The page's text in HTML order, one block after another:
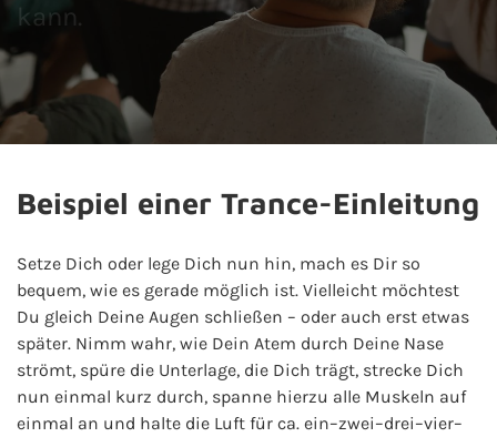
kann.
Beispiel einer Trance-Einleitung
Setze Dich oder lege Dich nun hin, mach es Dir so
bequem, wie es gerade möglich ist. Vielleicht möchtest
Du gleich Deine Augen schließen – oder auch erst etwas
später. Nimm wahr, wie Dein Atem durch Deine Nase
strömt, spüre die Unterlage, die Dich trägt, strecke Dich
nun einmal kurz durch, spanne hierzu alle Muskeln auf
einmal an und halte die Luft für ca. ein–zwei–drei–vier–